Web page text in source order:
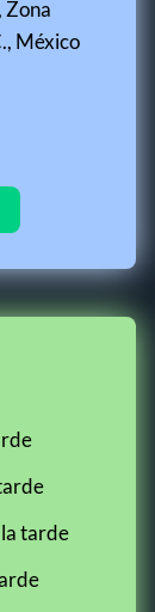
Zona
México
tarde